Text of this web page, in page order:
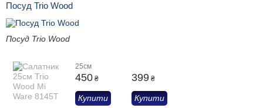
Посуд Trio Wood
Посуд Trio Wood
25см
450 ₴
Купити
399 ₴
Купити